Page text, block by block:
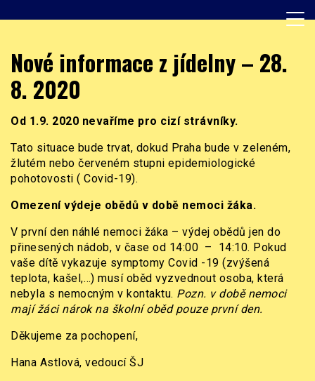
to
ZŠ Burešova
Nové informace z jídelny – 28.
8. 2020
Od 1.9. 2020 nevaříme pro cizí strávníky.
Tato situace bude trvat, dokud Praha bude v zeleném,
žlutém nebo červeném stupni epidemiologické
pohotovosti ( Covid-19).
Omezení výdeje obědů v době nemoci žáka.
V první den náhlé nemoci žáka – výdej obědů jen do
přinesených nádob, v čase od 14:00 – 14:10. Pokud
vaše dítě vykazuje symptomy Covid -19 (zvýšená
teplota, kašel,…) musí oběd vyzvednout osoba, která
nebyla s nemocným v kontaktu. Pozn. v době nemoci
mají žáci nárok na školní oběd pouze první den.
Děkujeme za pochopení,
Hana Astlová, vedoucí ŠJ